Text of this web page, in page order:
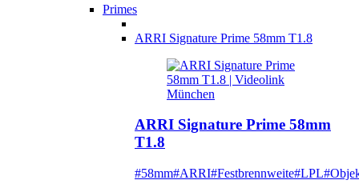
Primes
ARRI Signature Prime 58mm T1.8
ARRI Signature Prime 58mm
T1.8
#58mm#ARRI#Festbrennweite#LPL